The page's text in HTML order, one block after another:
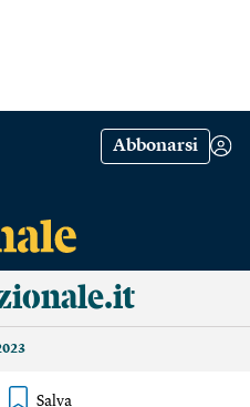
Abbonarsi